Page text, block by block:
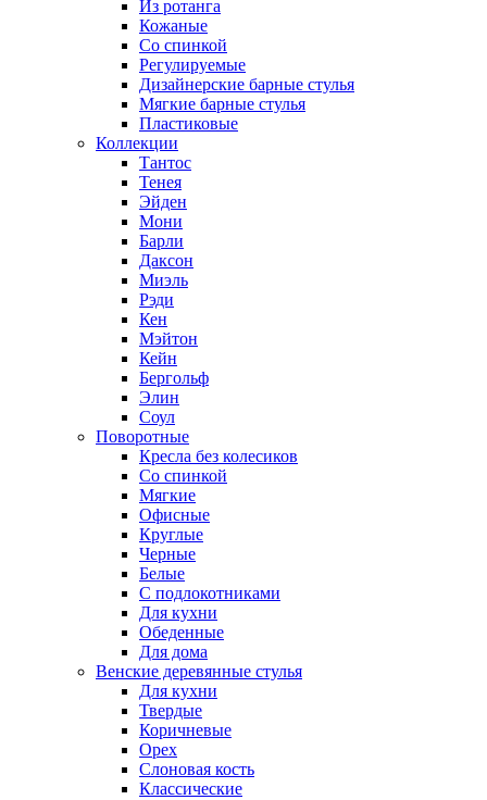
Из ротанга
Кожаные
Со спинкой
Регулируемые
Дизайнерские барные стулья
Мягкие барные стулья
Пластиковые
Коллекции
Тантос
Тенея
Эйден
Мони
Барли
Даксон
Миэль
Рэди
Кен
Мэйтон
Кейн
Бергольф
Элин
Соул
Поворотные
Кресла без колесиков
Со спинкой
Мягкие
Офисные
Круглые
Черные
Белые
С подлокотниками
Для кухни
Обеденные
Для дома
Венские деревянные стулья
Для кухни
Твердые
Коричневые
Орех
Слоновая кость
Классические